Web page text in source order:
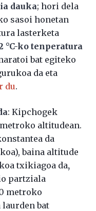
dauka; hori dela
sasoi honetan
lasterketa
°C-ko tenperatura
bat egiteko
da eta
du.
: Kipchogek
altitudean.
da
baina altitude
txikiagoa da,
partziala
metroko
bat